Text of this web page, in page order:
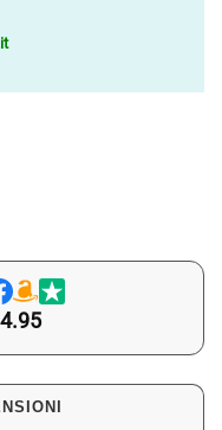
4.95